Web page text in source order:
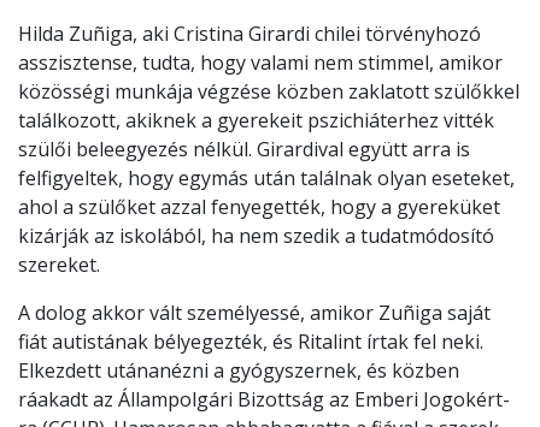
Hilda Zuñiga, aki Cristina Girardi chilei törvényhozó
asszisztense, tudta, hogy valami nem stimmel, amikor
közösségi munkája végzése közben zaklatott szülőkkel
találkozott, akiknek a gyerekeit pszichiáterhez vitték
szülői beleegyezés nélkül. Girardival együtt arra is
felfigyeltek, hogy egymás után találnak olyan eseteket,
ahol a szülőket azzal fenyegették, hogy a gyereküket
kizárják az iskolából, ha nem szedik a tudatmódosító
szereket.
A dolog akkor vált személyessé, amikor Zuñiga saját
fiát autistának bélyegezték, és Ritalint írtak fel neki.
Elkezdett utánanézni a gyógyszernek, és közben
ráakadt az Állampolgári Bizottság az Emberi Jogokért-